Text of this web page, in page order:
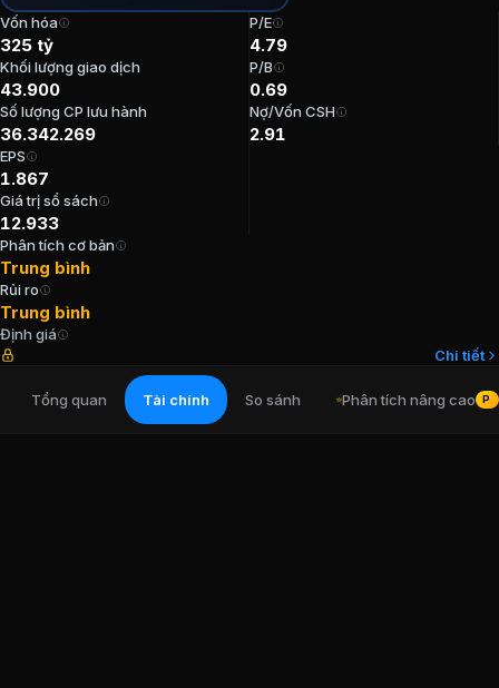
EPS: 1.866,79
ROE:
ROA: 3,92%
Tỷ suất cổ tức:
Ban lãnh đạo Công ty Cổ phần Xây
Tổng Giám đốc
Kế toán trưởng
Chủ tịch Hội đồng Quản trị
Chủ tịch Hội đồng Quản trị
Phó Tổng Giám đốc
Cổ đông lớnCông ty Cổ phần Xây
Công ty TNHH VPInvest
Vốn hóa
325 tỷ
Khối lượng giao dịch
43.900
Số lượng CP lưu hành
36.342.269
P/E
4.79
P/B
0.69
Nợ/Vốn CSH
2.91
EPS
1.867
Giá trị sổ sách
12.933
Phân tích cơ bản
Trung bình
Rủi ro
Trung bình
Định giá
Chi tiết
Tổng quan Tài chính So sánh Phân tích nâng cao